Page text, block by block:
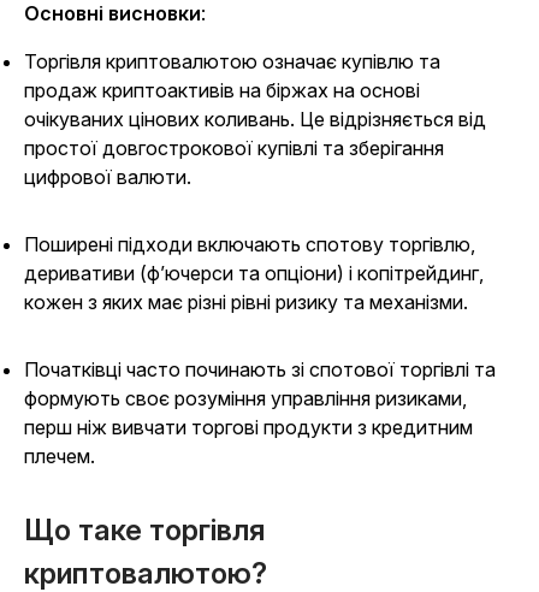
Основні висновки:
Торгівля криптовалютою означає купівлю та
продаж криптоактивів на біржах на основі
очікуваних цінових коливань. Це відрізняється від
простої довгострокової купівлі та зберігання
цифрової валюти.
Поширені підходи включають спотову торгівлю,
деривативи (ф’ючерси та опціони) і копітрейдинг,
кожен з яких має різні рівні ризику та механізми.
Початківці часто починають зі спотової торгівлі та
формують своє розуміння управління ризиками,
перш ніж вивчати торгові продукти з кредитним
плечем.
Що таке торгівля
криптовалютою?